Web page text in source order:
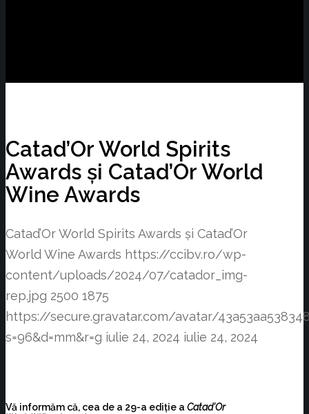
Catad’Or World Spirits
Awards și Catad’Or World
Wine Awards
Catad’Or World Spirits Awards și Catad’Or
World Wine Awards https://ccibv.ro/wp-
content/uploads/2024/07/catador_img-
rep.jpg 2500 1875
https://secure.gravatar.com/avatar/
s=96&d=mm&r=g iulie 24, 2024 iulie 24, 2024
Vă informăm că, cea de a 29-a ediție a Catad’Or